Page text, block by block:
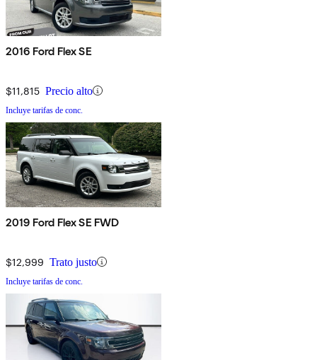
2016 Ford Flex SE
$11,815 Precio alto
Incluye tarifas de conc.
2019 Ford Flex SE FWD
$12,999 Trato justo
Incluye tarifas de conc.